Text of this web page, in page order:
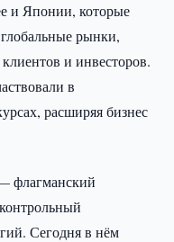
и Японии, которые
рынки,
клиентов и инвесторов.
в
расширяя бизнес
флагманский
Сегодня в нём